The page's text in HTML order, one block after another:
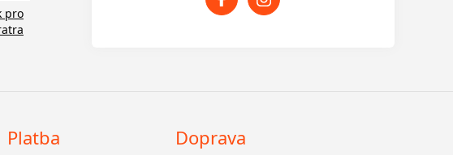
pro
Platba Doprava